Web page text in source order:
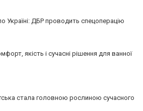
Україні: ДБР проводить спецоперацію
якість і сучасні рішення для ванної
стала головною рослиною сучасного